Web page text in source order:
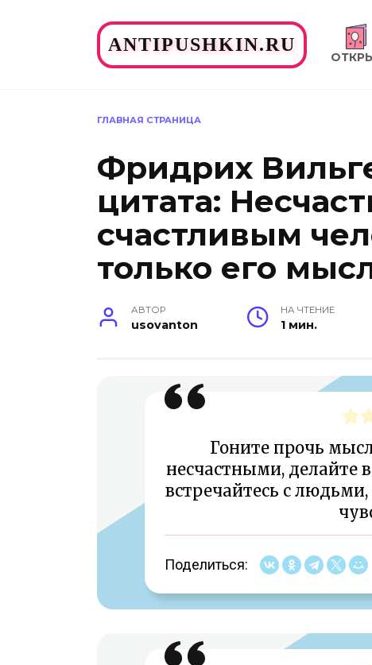
ANTIPUSHKIN.RU
ГЛАВНАЯ СТРАНИЦА
Фридрих
цитата:
счастливым
только его
АВТОР
usovanton
НА ЧТЕНИЕ
1 мин.
Гоните прочь
несчастными, делайте
встречайтесь с
Поделиться: